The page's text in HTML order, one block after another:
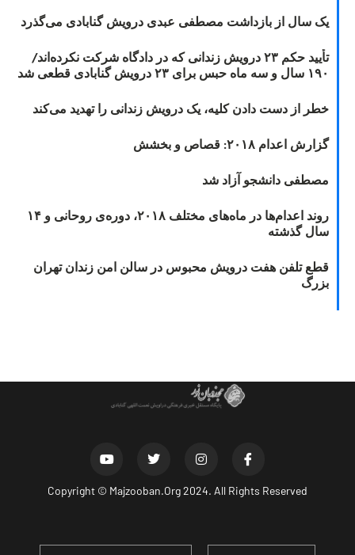
یک سال از بازداشت مصطفی عبدی درویش گنابادی می‌گذرد
تأیید حکم ۲۳ درویش زندانی که در دادگاه شرکت نکرده‌اند/
۱۹۰ سال و سه ماه حبس برای ۲۳ درویش گنابادی قطعی شد
خطر از دست دادن کلیه، یک درویش زندانی را تهدید می‌کند
گزارش اعدام ۲۰۱۸: قصاص و بخشش
مصطفی دانشجو آزاد شد
روند اعدام‌ها در ماه‌های مختلف ۲۰۱۸، دوره‌ی روحانی و ۱۴
سال گذشته
قطع تلفن هفت درویش محبوس در سالن امن زندان تهران
بزرگ
Copyright © Majzooban.Org2024. All Rights Reserved